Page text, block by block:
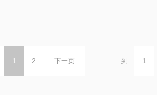
1 2 下一页 到